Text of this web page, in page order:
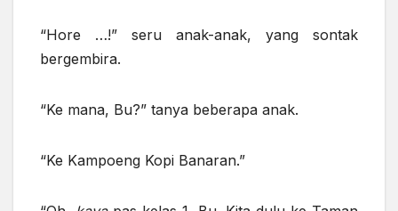
“Hore …!” seru anak-anak, yang sontak
bergembira.
“Ke mana, Bu?” tanya beberapa anak.
“Ke Kampoeng Kopi Banaran.”